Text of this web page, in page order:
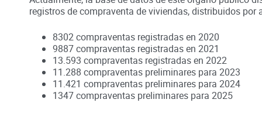
registros de compraventa de viviendas, distribuidos por
8302compraventas registradas en 2020
9887compraventas registradas en 2021
13.593 compraventas registradas en 2022
11.288 compraventas preliminares para 2023
11.421 compraventas preliminares para 2024
1347compraventas preliminares para 2025